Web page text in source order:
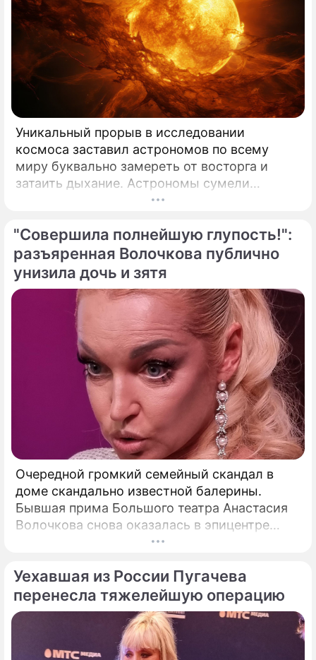
Уникальный прорыв в исследовании
космоса заставил астрономов по всему
миру буквально замереть от восторга и
затаить дыхание. Астрономы сумели
совершить невозможное и заглянуть в
доселе четкостью.
"Совершила полнейшую глупость!":
разъяренная Волочкова публично
унизила дочь и зятя
Очередной громкий семейный скандал в
доме скандально известной балерины.
Бывшая прима Большого театра Анастасия
Волочкова снова оказалась в эпицентре
громкого разбора полетов, который на этот
Уехавшая из России Пугачева
перенесла тяжелейшую операцию